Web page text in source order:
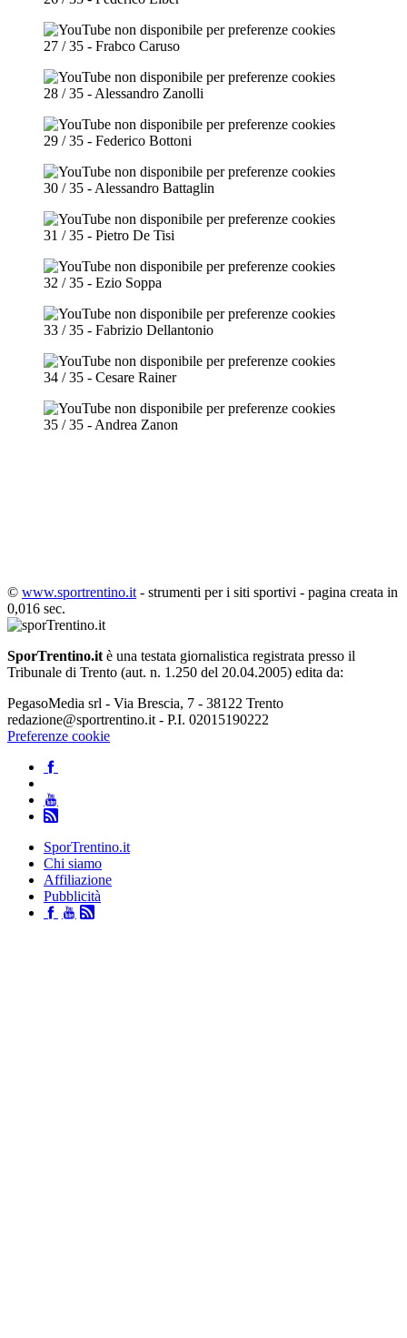
27 / 35 - Frabco Caruso
28 / 35 - Alessandro Zanolli
29 / 35 - Federico Bottoni
30 / 35 - Alessandro Battaglin
31 / 35 - Pietro De Tisi
32 / 35 - Ezio Soppa
33 / 35 - Fabrizio Dellantonio
34 / 35 - Cesare Rainer
35 / 35 - Andrea Zanon
© www.sportrentino.it - strumenti per i siti sportivi - pagina creata in
0,016 sec.
SporTrentino.it è una testata giornalistica registrata presso il
Tribunale di Trento (aut. n. 1.250 del 20.04.2005) edita da:
PegasoMedia srl - Via Brescia, 7 - 38122 Trento
redazione@sportrentino.it - P.I. 02015190222
Preferenze cookie
SporTrentino.it
Chi siamo
Affiliazione
Pubblicità